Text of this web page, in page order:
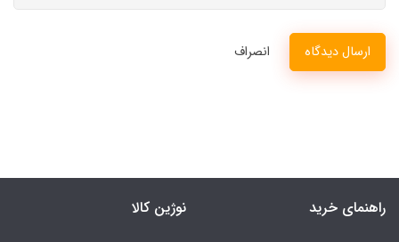
ارسال دیدگاه انصراف
راهنمای خرید نوژین کالا